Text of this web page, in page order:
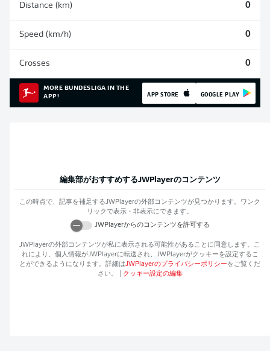
Distance (km) 0
Speed (km/h) 0
Crosses 0
MORE BUNDESLIGA IN THE
APP!
APP STORE GOOGLE PLAY
編集部がおすすめするJWPlayerのコンテンツ
この時点で、記事を補足するJWPlayerの外部コンテンツが見つかります。ワンク
リックで表示・非表示にできます。
JWPlayerからのコンテンツを許可する
JWPlayerの外部コンテンツが私に表示される可能性があることに同意します。こ
れにより、個人情報がJWPlayerに転送され、 JWPlayerがクッキーを設定するこ
とができるようになります。詳細はJWPlayerのプライバシーポリシーをご覧くだ
さい。
クッキー設定の編集